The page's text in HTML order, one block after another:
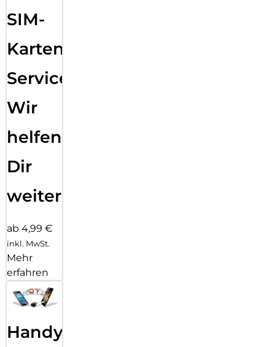
SIM-
Karten
Service:
Wir
helfen
Dir
weiter
ab 4,99 €
inkl. MwSt.
Mehr
erfahren
Handy